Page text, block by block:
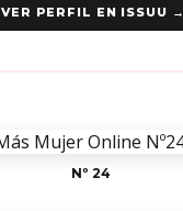
VER PERFIL EN ISSUU →
Nº 24